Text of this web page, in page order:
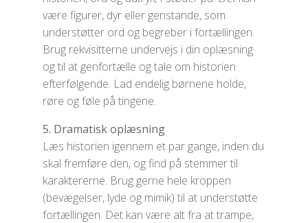
være figurer, dyr eller genstande, som
understøtter ord og begreber i fortællingen.
Brug rekvisitterne undervejs i din oplæsning
og til at genfortælle og tale om historien
efterfølgende. Lad endelig børnene holde,
røre og føle på tingene.
5. Dramatisk oplæsning
Læs historien igennem et par gange, inden du
skal fremføre den, og find på stemmer til
karaktererne. Brug gerne hele kroppen
(bevægelser, lyde og mimik) til at understøtte
fortællingen. Det kan være alt fra at trampe,